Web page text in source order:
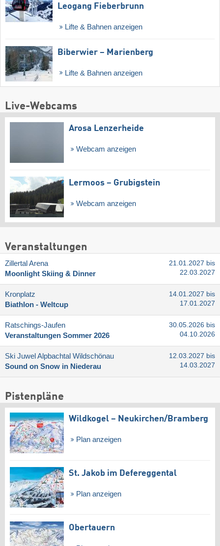
Leogang Fieberbrunn
Lifte & Bahnen anzeigen
Biberwier – Marienberg
Lifte & Bahnen anzeigen
Live-Webcams
Arosa Lenzerheide
Webcam anzeigen
Lermoos – Grubigstein
Webcam anzeigen
Veranstaltungen
Zillertal Arena
Moonlight Skiing & Dinner
21.01.2027 bis
22.03.2027
Kronplatz
Biathlon - Weltcup
14.01.2027 bis
17.01.2027
Ratschings-Jaufen
Veranstaltungen Sommer 2026
30.05.2026 bis
04.10.2026
Ski Juwel Alpbachtal Wildschönau
Sound on Snow in Niederau
12.03.2027 bis
14.03.2027
Pistenpläne
Wildkogel – Neukirchen/​Bramberg
Plan anzeigen
St. Jakob im Defereggental
Plan anzeigen
Obertauern